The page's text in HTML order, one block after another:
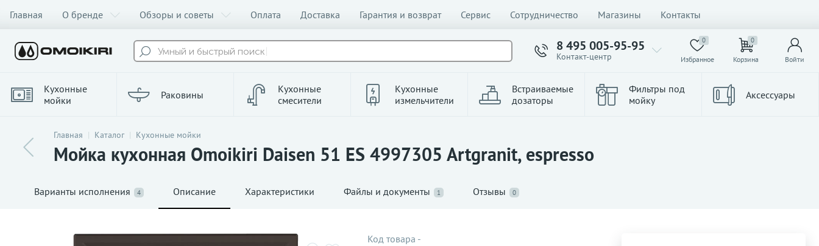
Главная О бренде Обзоры и советы Оплата Доставка Гарантия и возврат Сервис Сотрудничество Магазины Контакты
Умный и быстрый поиск 8 495 005-95-95
Контакт-центр
0
Избранное
0
Корзина Войти
Кухонные
мойки
Раковины
Кухонные
смесители
Кухонные
измельчители
Встраиваемые
дозаторы
Фильтры под
мойку
Аксессуары
Главная Каталог Кухонные мойки
Мойка кухонная Omoikiri Daisen 51 ES 4997305 Artgranit, espresso
Варианты исполнения 4 Описание Характеристики Файлы и документы 1 Отзывы 0
Код товара -